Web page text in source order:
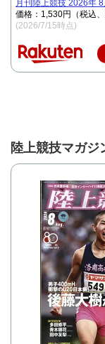
月刊陸上競技 2026年 8
価格：1,530円（税込
(2026/7/15時点)
陸上競技マガジ